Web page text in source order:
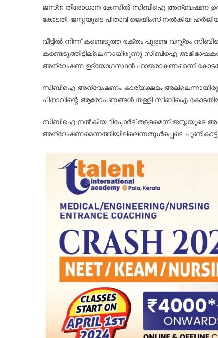
ജസ്‌ന തിരോധാന കേസിൽ സിബിഐ അന്വേഷണ
കോടതി. ജസ്നയുടെ പിതാവ് ജെയിംസ് നൽകിയ
വീട്ടിൽ നിന്ന് കണ്ടെടുത്ത രക്തം പുരണ്ട വസ്ത്രം
കണ്ടെടുത്തിട്ടില്ലെന്നായിരുന്നു സിബിഐ
അന്വേഷണ ഉദ്യോഗസ്ഥൻ ഹാജരാകണമെന്ന് കോടതി
സിബിഐ അന്വേഷണം കാര്യക്ഷമം
പിതാവിന്റെ ആരോപണങ്ങൾ തള്ളി സിബിഐ കോടതിയിൽ
സിബിഐ നൽകിയ റിപ്പോർട്ട് തള്ളമെന്ന് ജസ്നയുടെ
അന്വേഷണമെന്നത്തിയില്ലെന്നതുൾപ്പെടെ